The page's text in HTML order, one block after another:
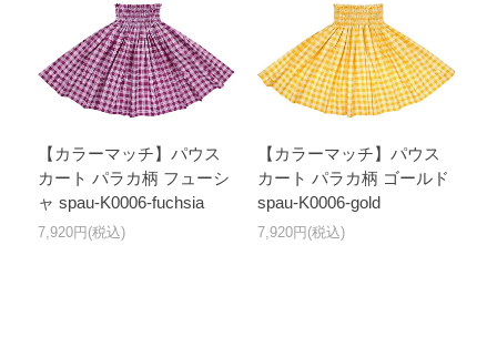
【カラーマッチ】パウス
カート パラカ柄 フューシ
ャ spau-K0006-fuchsia
7,920円(税込)
【カラーマッチ】パウス
カート パラカ柄 ゴールド
spau-K0006-gold
7,920円(税込)